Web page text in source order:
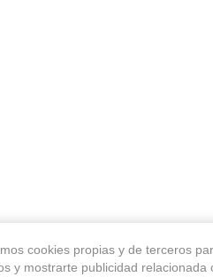
DESCARGABLES
cookies propias y de terceros
y mostrarte publicidad relacionada